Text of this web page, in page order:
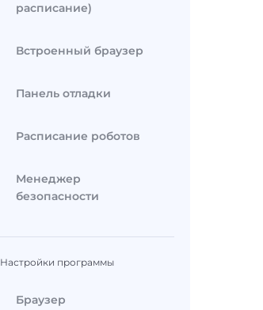
расписание)
Встроенный браузер
Панель отладки
Расписание роботов
Менеджер
безопасности
Настройки программы
Браузер